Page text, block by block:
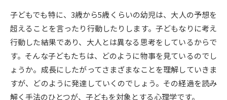
高等学校（情報）教員資格認定
試験
大学研究 大学検索
子どもでも特に、3歳から5歳くらいの幼児は、大人の予想を
超えることを言ったり行動したりします。子どもなりに考え
行動した結果であり、大人とは異なる思考をしているからで
す。そんな子どもたちは、どのように物事を見ているのでし
ょうか。成長にしたがってさまざまなことを理解していきま
すが、どのように発達していくのでしょう。その経過を読み
解く手法のひとつが、子どもを対象とする心理学です。